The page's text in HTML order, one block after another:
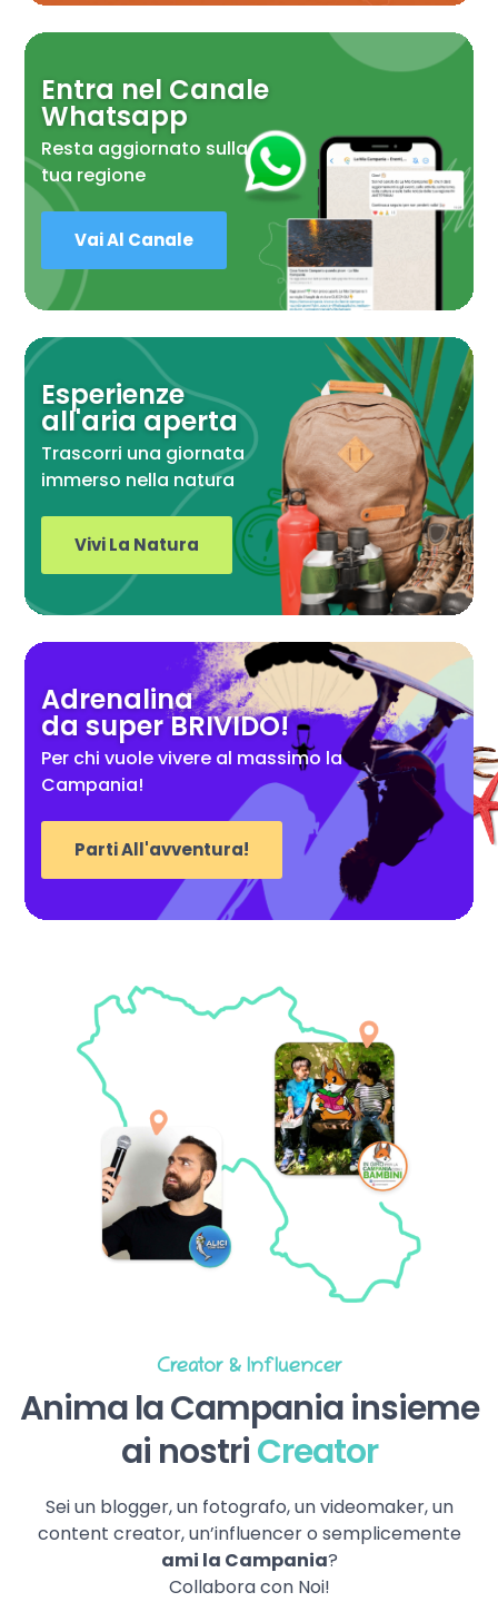
Entra nel Canale
Whatsapp
Resta aggiornato sulla
tua regione
Vai Al Canale
Esperienze
all'aria aperta
Trascorri una giornata
immerso nella natura
Vivi La Natura
Adrenalina
da super BRIVIDO!
Per chi vuole vivere al massimo la
Campania!
Parti All'avventura!
Creator & Influencer
Anima la Campania insieme
ai nostriCreator
Sei un blogger, un fotografo, un videomaker, un
content creator, un’influencer o semplicemente
ami la Campania?
Collabora con Noi!